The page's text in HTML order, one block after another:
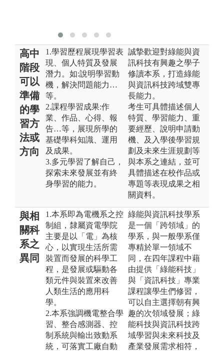
高中
階段
可以
準備
的學
習方
法或
方向
1.學習歷程展現學習表
現、個人特質及發展
潛力。如:說明學習動
機，解決問題能力…
等。
2.課程學習成果:作
業、作品、心得、報
告…等，展現所學的
基礎學科知識、運用
及成果。
3.多元學習了解自己，
探索未來發展並有終
身學習的能力。
誠摯歡迎對綠能與資
訊科技有興趣之學子
修讀本系，打造綠能
與資訊科技跨域雙專
長能力。
考生可具體描述個人
特質、學習能力、重
要經歷、說明申請動
機、及入學後學習規
劃及未來生涯規劃等
與本系之連結，並可
具體描述在校作品或
專題等表現成果之相
關資料。
與相
關科
系之
異同
1.本系即為電機系之控
制組，隸屬資電學院
主要是以「電」為核
心，以實現生活所需
裝置而發展的科學工
程，是發展或驅動各
類元件與裝置來改善
人類生活的應用科
學。
2.本系強調機電整合學
習、整合感測器、控
制系統與輸出致動系
統，可落實工廠自動
綠能與資訊科技學系
是一個「跨領域」的
學系，與一般學系僅
專精於單一領域不
同，在四年課程中藉
由提供「綠能科技」
與「資訊科技」專業
課程讓學生們修習，
可以自主選擇朝有興
趣的次領域發展；綠
能科技與資訊科技跨
域學習與未來科技及
產業發展需求相符，